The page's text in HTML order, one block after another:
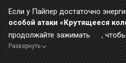
Если у Пайпер достаточно
особой атаки «Крутящееся
продолжайте зажимать
,
выполняя рубящие удары вокруг
Развернуть